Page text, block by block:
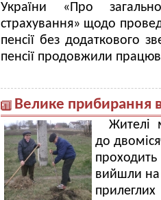
України «Про
страхування» щодо
пенсії без додаткового
пенсії продовжили
Велике прибирання
Жителі
до
вийшли на